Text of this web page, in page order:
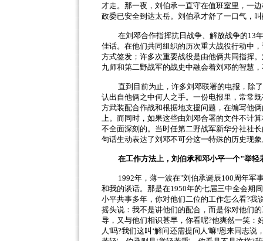
才走。那一夜，刘伯承一直守在值班室里，一
政委已安全到达太岳。刘伯承才舒了一口气，
在刘邓合作指挥抗日战争、解放战争的13
佳话。在他们共同组织的历次重大战役行动中
方式签发；许多次重要战役是由他俩共同指挥
九师和第二野战军的战史中融会着刘邓的智慧
直到目前为止，许多刘邓联署的电报，除
认出自他俩之中何人之手。一份电报里，常常
方武装配合作战和根据地支援问题，在编写他
上。而同时，如果这些由刘邓合署的文件不计
不全面深刻的。当时任第二野战军新华分社社
句话生动表达了刘邓不可分这一特殊的历史现
在工作方法上，刘伯承和邓小平一个"举轻
1992年，薄一波在"刘伯承诞辰100周年军
和我的谈话。那是在1950年的七届三中全会期
小平共事多年，你对他们二位的工作怎么看?我
摇头说：我不是讲他们的配合，而是你对他们
导，又与他们相识甚早，你看呢?他爽然一笑：
人'吗?我们这叫 ‘解问还需提问人'嘛!恩来同志说